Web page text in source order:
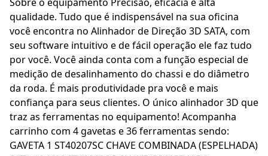
qualidade. Tudo que é indispensável na sua oficina
você encontra no Alinhador de Direção 3D SATA, com
seu software intuitivo e de fácil operação ele faz tudo
por você. Você ainda conta com a função especial de
medição de desalinhamento do chassi e do diâmetro
da roda. É mais produtividade pra você e mais
confiança para seus clientes. O único alinhador 3D que
traz as ferramentas no equipamento! Acompanha
carrinho com 4 gavetas e 36 ferramentas sendo:
GAVETA 1 ST40207SC CHAVE COMBINADA (ESPELHADA)